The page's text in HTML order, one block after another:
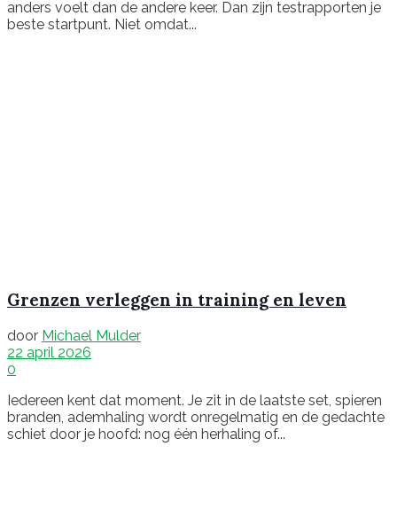
anders voelt dan de andere keer. Dan zijn testrapporten je
beste startpunt. Niet omdat...
Grenzen verleggen in training en leven
door Michael Mulder
22 april 2026
0
Iedereen kent dat moment. Je zit in de laatste set, spieren
branden, ademhaling wordt onregelmatig en de gedachte
schiet door je hoofd: nog één herhaling of...